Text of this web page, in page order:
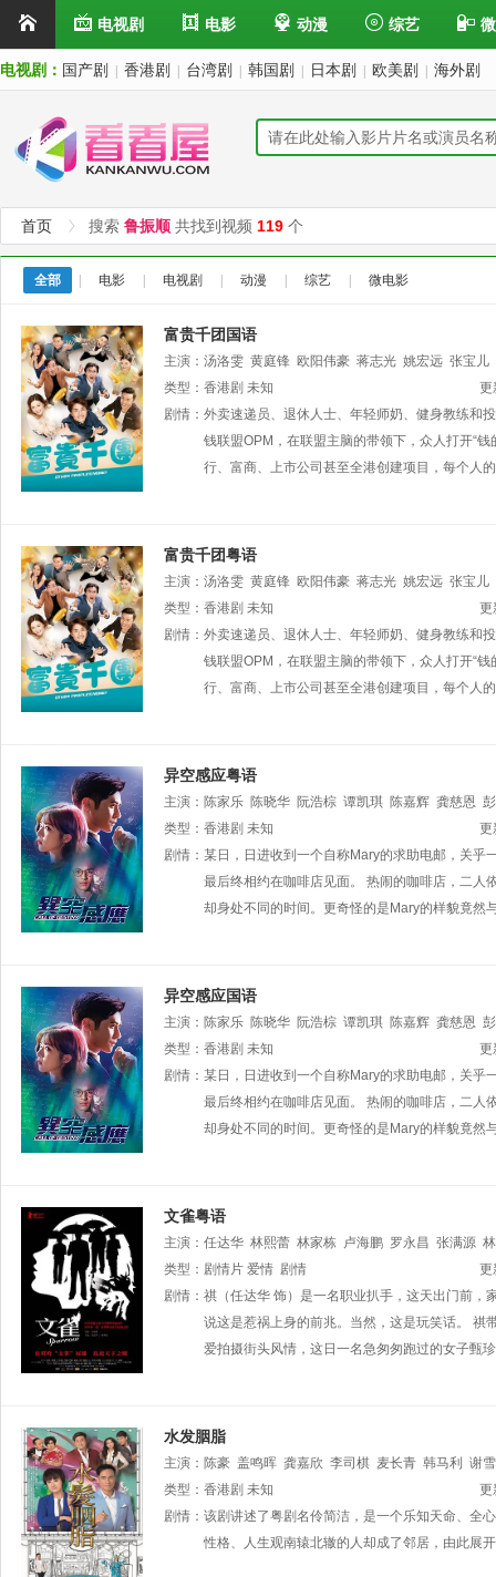
电视剧 电影 动漫 综艺
电视剧： 国产剧 香港剧 台湾剧 韩国剧 日本剧 欧美剧 海外剧
首页 搜索 鲁振顺 共找到视频 119 个
全部 电影 电视剧 动漫 综艺 微电影
富贵千团国语
主演： 汤洛雯 黄庭锋 欧阳伟豪 蒋志光 姚宏远 张宝儿
顺 董敬文 胡鸿钧
潘冠
家雄 区霭玲 利颖怡 杜大伟 刘天龙 郭千瑜 张盈悦 施
曾慧云 吴绮珊 杨证桦 李冈龙 罗雪妍
类型： 香港剧 未知
更
剧情： 外卖速递员、退休人士、年轻师奶、健身教练和
钱联盟OPM，在联盟主脑的带领下，众人打开“
行、富商、上市公司甚至全港创建项目，每个人
富贵千团粤语
主演： 汤洛雯 黄庭锋 欧阳伟豪 蒋志光 姚宏远 张宝儿
顺 董敬文 胡鸿钧
潘冠
家雄 区霭玲 利颖怡 杜大伟 刘天龙 郭千瑜 张盈悦 施
曾慧云 吴绮珊 杨证桦 李冈龙 罗雪妍
类型： 香港剧 未知
更
剧情： 外卖速递员、退休人士、年轻师奶、健身教练和
钱联盟OPM，在联盟主脑的带领下，众人打开“
行、富商、上市公司甚至全港创建项目，每个人
异空感应粤语
主演： 陈家乐 陈晓华 阮浩棕 谭凯琪 陈嘉辉 龚慈恩
类型： 香港剧 未知
更
剧情： 某日，日进收到一个自称Mary的求助电邮，关乎
最后终相约在咖啡店见面。 热闹的咖啡店，二人
却身处不同的时间。更奇怪的是Mary的样貌竟
异空感应国语
主演： 陈家乐 陈晓华 阮浩棕 谭凯琪 陈嘉辉 龚慈恩
类型： 香港剧 未知
更
剧情： 某日，日进收到一个自称Mary的求助电邮，关乎
最后终相约在咖啡店见面。 热闹的咖啡店，二人
却身处不同的时间。更奇怪的是Mary的样貌竟
文雀粤语
主演： 任达华 林熙蕾 林家栋 卢海鹏 罗永昌 张满源
类型： 剧情片 爱情 剧情
更
剧情： 祺（任达华 饰）是一名职业扒手，这天出门前，
说这是惹祸上身的前兆。当然，这是玩笑话。 祺
爱拍摄街头风情，这日一名急匆匆跑过的女子甄
水发胭脂
主演： 陈豪 盖鸣晖 龚嘉欣 李司棋 麦长青 韩马利
谢
宛茵 鲁振顺 陈嘉辉
吴
溏 梁丽翘
类型： 香港剧 未知
更
剧情： 该剧讲述了粤剧名伶简洁，是一个乐知天命、全
性格、人生观南辕北辙的人却成了邻居，由此展